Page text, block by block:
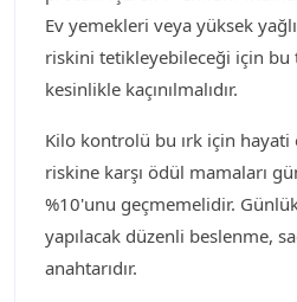
Ev yemekleri veya yüksek
riskini tetikleyebileceği için bu
kesinlikle kaçınılmalıdır.
Kilo kontrolü bu ırk için hayati
riskine karşı ödül mamaları
%10'unu geçmemelidir.
yapılacak düzenli beslenme,
anahtarıdır.